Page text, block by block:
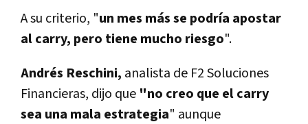
A su criterio, "un mes más se podría apostar
al carry, pero tiene mucho riesgo".
Andrés Reschini, analista de F2 Soluciones
Financieras, dijo que "no creo que el carry
sea una mala estrategia" aunque